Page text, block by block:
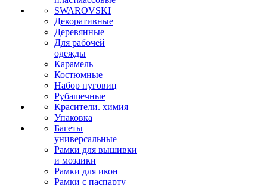
SWAROVSKI
Декоративные
Деревянные
Для рабочей
одежды
Карамель
Костюмные
Набор пуговиц
Рубашечные
Красители. химия
Упаковка
Багеты
универсальные
Рамки для вышивки
и мозаики
Рамки для икон
Рамки с паспарту